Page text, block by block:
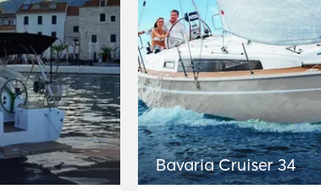
Bavaria Cruiser 34